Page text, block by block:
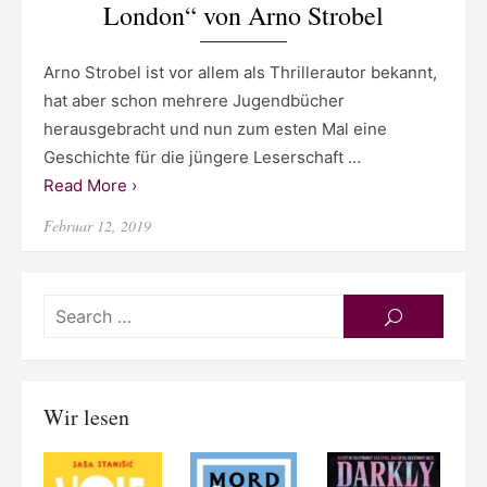
London“ von Arno Strobel
Arno Strobel ist vor allem als Thrillerautor bekannt,
hat aber schon mehrere Jugendbücher
herausgebracht und nun zum esten Mal eine
Geschichte für die jüngere Leserschaft …
Read More ›
Posted
Februar 12, 2019
SEARCH
Wir lesen